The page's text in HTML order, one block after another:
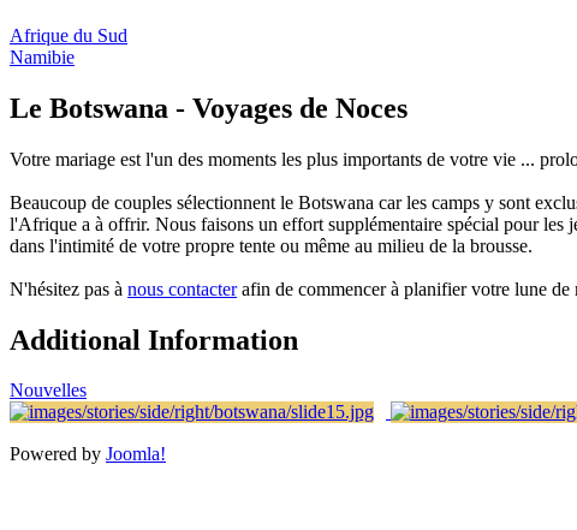
Afrique du Sud
Namibie
Le Botswana - Voyages de Noces
Votre mariage est l'un des moments les plus importants de votre vie ...
Beaucoup de couples sélectionnent le Botswana car les camps y sont
l'Afrique a à offrir. Nous faisons un effort supplémentaire spécial pour les
dans l'intimité de votre propre tente ou même au milieu de la brousse.
N'hésitez pas à nous contacterafin de commencer à planifier votre lune de
Additional Information
Nouvelles
Powered by Joomla!